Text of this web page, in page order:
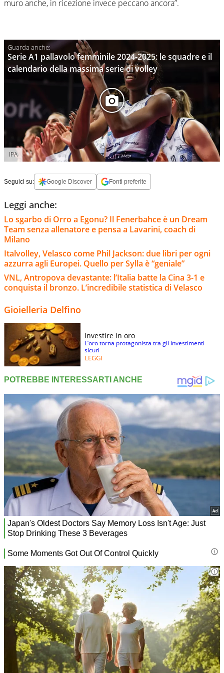
muro anche, in ricezione invece peccano ancora”.
Serie A1 pallavolo femminile 2024-2025: le squadre e il
calendario della massima serie di volley
IPA
Seguici su: Google Discover Fonti preferite
Leggi anche:
Lo sgarbo di Orro a Egonu? Il Fenerbahce è un Dream
Team senza allenatore e pensa a Lavarini, coach di
Milano
Italvolley, Velasco come Phil Jackson: due libri per ogni
azzurra agli Europei. Quello per Sylla è “geniale”
VNL, Antropova devastante: l’Italia batte la Cina 3-1 e
conquista il bronzo. L’incredibile statistica di Velasco
Gioielleria Delfino
Investire in oro
L’oro torna protagonista tra gli investimenti
sicuri
LEGGI